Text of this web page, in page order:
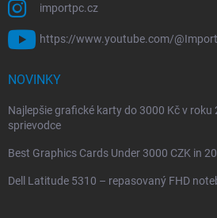
importpc.cz
https://www.youtube.com/
NOVINKY
Najlepšie grafické karty do 3000 Kč v
sprievodce
Best Graphics Cards Under 3000 CZK in
Dell Latitude 5310 – repasovaný FHD